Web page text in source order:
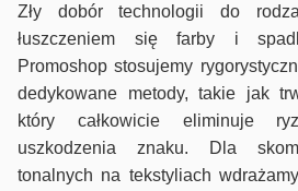
Zły dobór technologii do
łuszczeniem się farby i
Promoshop stosujemy
dedykowane metody, takie jak
który całkowicie eliminuje
uszkodzenia znaku. Dla
tonalnych na tekstyliach